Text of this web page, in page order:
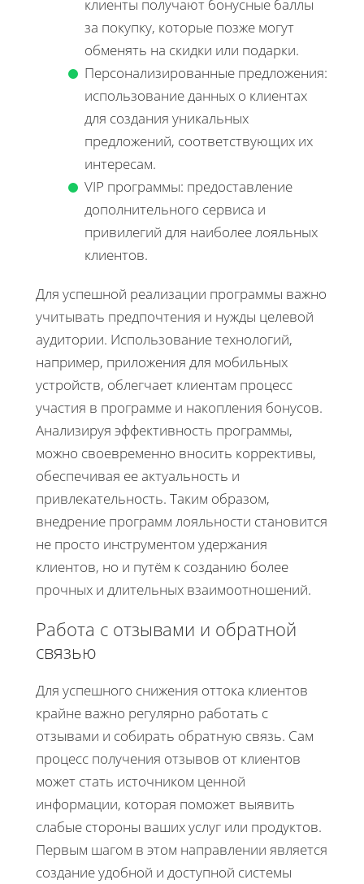
клиенты получают бонусные баллы
за покупку, которые позже могут
обменять на скидки или подарки.
Персонализированные предложения:
использование данных о клиентах
для создания уникальных
предложений, соответствующих их
интересам.
VIP программы: предоставление
дополнительного сервиса и
привилегий для наиболее лояльных
клиентов.
Для успешной реализации программы важно
учитывать предпочтения и нужды целевой
аудитории. Использование технологий,
например, приложения для мобильных
устройств, облегчает клиентам процесс
участия в программе и накопления бонусов.
Анализируя эффективность программы,
можно своевременно вносить коррективы,
обеспечивая ее актуальность и
привлекательность. Таким образом,
внедрение программ лояльности становится
не просто инструментом удержания
клиентов, но и путём к созданию более
прочных и длительных взаимоотношений.
Работа с отзывами и обратной
связью
Для успешного снижения оттока клиентов
крайне важно регулярно работать с
отзывами и собирать обратную связь. Сам
процесс получения отзывов от клиентов
может стать источником ценной
информации, которая поможет выявить
слабые стороны ваших услуг или продуктов.
Первым шагом в этом направлении является
создание удобной и доступной системы